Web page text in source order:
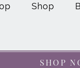
Shop
SHOP